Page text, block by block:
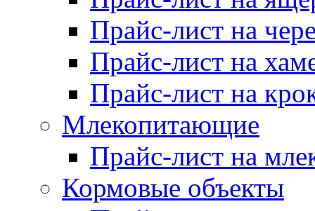
Прайс-лист на
Прайс-лист на
Прайс-лист на
Млекопитающие
Прайс-лист на
Кормовые объекты